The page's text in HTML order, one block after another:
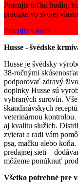
Pracujte toľko hodín,
pracujte vo svojej
Pracujte s nami
Husse - švédske
Husse je švédsky
38-ročnými
podporovať zdravý
doplnky Husse sú
vybraných surovín.
škandinávskych
veterinárnou
aj kvalitu služieb.
zvierat a radi vám
psa, mačku alebo
predajnej sieti –
môžeme ponúknuť
Všetko potrebné pre